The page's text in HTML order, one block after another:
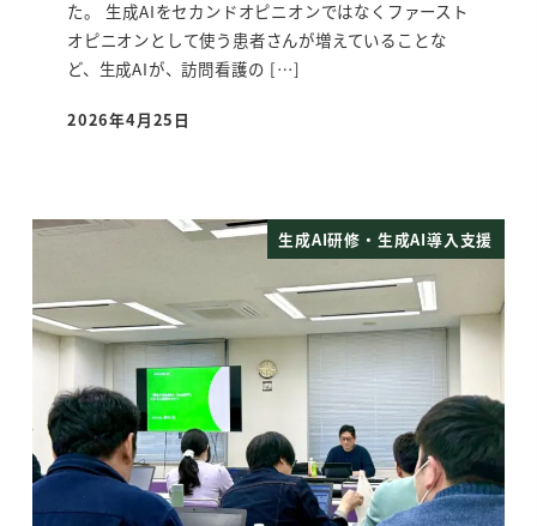
た。 生成AIをセカンドオピニオンではなくファースト
オピニオンとして使う患者さんが増えていることな
ど、生成AIが、訪問看護の […]
投稿日
2026年4月25日
生成AI研修・生成AI導入支援